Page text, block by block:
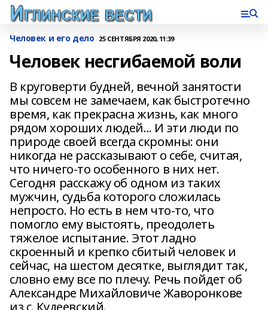
Человек и его дело 25 СЕНТЯБРЯ 2020, 11:39
Человек несгибаемой воли
В круговерти будней, вечной занятости
мы совсем не замечаем, как быстротечно
время, как прекрасна жизнь, как много
рядом хороших людей... И эти люди по
природе своей всегда скромны: они
никогда не рассказывают о себе, считая,
что ничего-то особенного в них нет.
Сегодня расскажу об одном из таких
мужчин, судьба которого сложилась
непросто. Но есть в нем что-то, что
помогло ему выстоять, преодолеть
тяжелое испытание. Этот ладно
скроенный и крепко сбитый человек и
сейчас, на шестом десятке, выглядит так,
словно ему все по плечу. Речь пойдет об
Александре Михайловиче Жаворонкове
из с. Кудеевский.